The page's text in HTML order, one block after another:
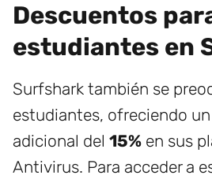
Descuentos
estudiantes en
Surfshark también se
estudiantes, ofreciendo
adicional del 15% en sus
Antivirus. Para acceder a